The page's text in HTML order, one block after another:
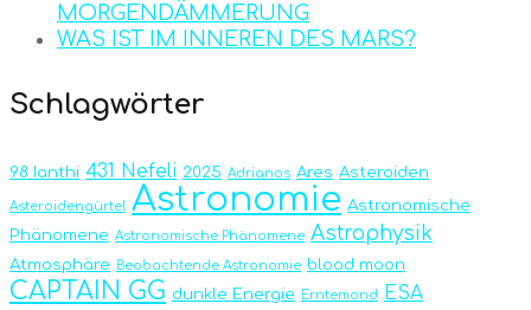
MORGENDÄMMERUNG
WAS IST IM INNEREN DES MARS?
Schlagwörter
98 Ianthi 431 Nefeli 2025 Adrianos Ares Asteroiden
Asteroidengürtel Astronomie Astronomische
Phänomene Astronomische Phänomene Astrophysik
Atmosphäre Beobachtende Astronomie blood moon
CAPTAIN GG dunkle Energie Erntemond
ESA